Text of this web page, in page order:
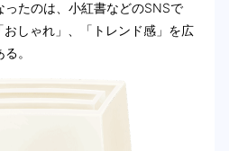
ったのは、小紅書などのSNSで
しゃれ」、「トレンド感」を広
。